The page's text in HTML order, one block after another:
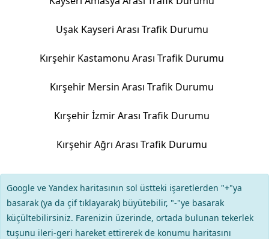
Uşak Kayseri Arası Trafik Durumu
Kırşehir Kastamonu Arası Trafik Durumu
Kırşehir Mersin Arası Trafik Durumu
Kırşehir İzmir Arası Trafik Durumu
Kırşehir Ağrı Arası Trafik Durumu
Google ve Yandex haritasının sol üstteki işaretlerden "+"ya
basarak (ya da çif tıklayarak) büyütebilir, "-"ye basarak
küçültebilirsiniz. Farenizin üzerinde, ortada bulunan tekerlek
tuşunu ileri-geri hareket ettirerek de konumu haritasını